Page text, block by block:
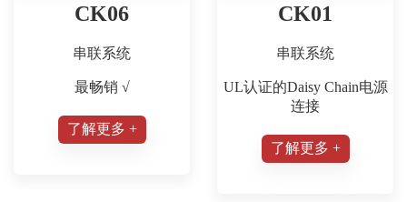
CK06
串联系统
最畅销 √
了解更多 +
CK01
串联系统
UL认证的Daisy Chain电源
连接
了解更多 +